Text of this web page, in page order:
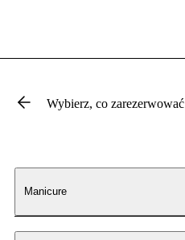
Wybierz, co zarezerwować
Manicure